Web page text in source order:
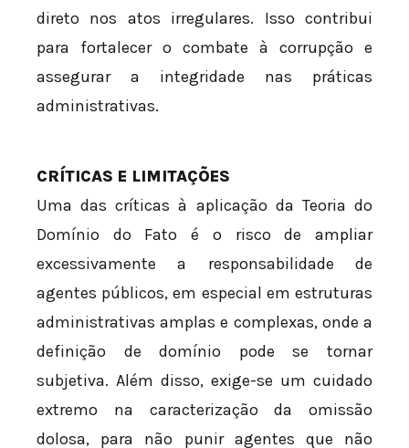
direto nos atos irregulares. Isso contribui
para fortalecer o combate à corrupção e
assegurar a integridade nas práticas
administrativas.
CRÍTICAS E LIMITAÇÕES
Uma das críticas à aplicação da Teoria do
Domínio do Fato é o risco de ampliar
excessivamente a responsabilidade de
agentes públicos, em especial em estruturas
administrativas amplas e complexas, onde a
definição de domínio pode se tornar
subjetiva. Além disso, exige-se um cuidado
extremo na caracterização da omissão
dolosa, para não punir agentes que não